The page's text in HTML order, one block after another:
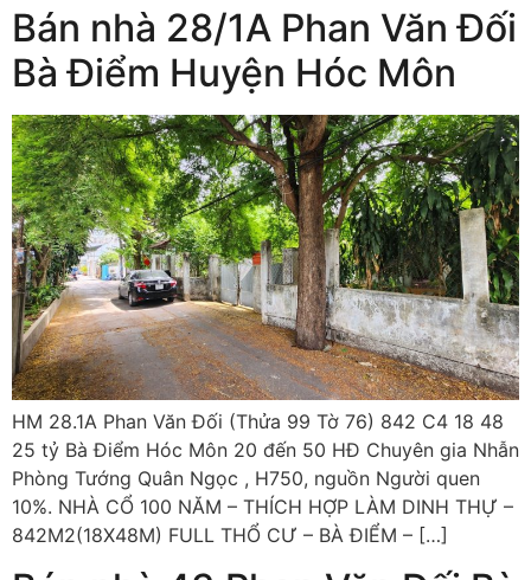
Bán nhà 28/1A Phan Văn Đối
Bà Điểm Huyện Hóc Môn
HM 28.1A Phan Văn Đối (Thửa 99 Tờ 76) 842 C4 18 48
25 tỷ Bà Điểm Hóc Môn 20 đến 50 HĐ Chuyên gia Nhẫn
Phòng Tướng Quân Ngọc , H750, nguồn Người quen
10%. NHÀ CỔ 100 NĂM – THÍCH HỢP LÀM DINH THỰ –
842M2(18X48M) FULL THỔ CƯ – BÀ ĐIỂM – […]